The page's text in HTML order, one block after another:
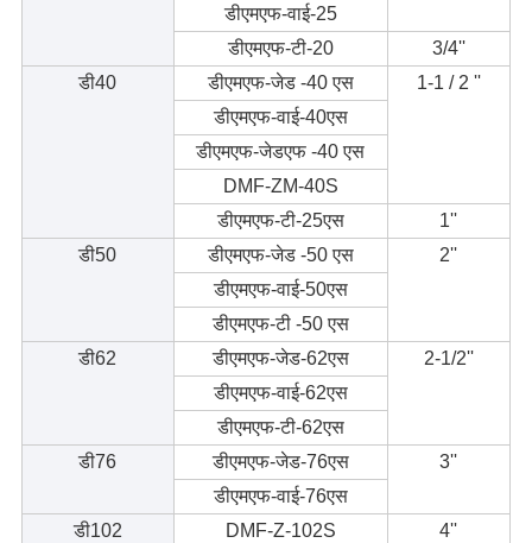
डीएमएफ-वाई-25
डीएमएफ-टी-20
3/4''
डी40
डीएमएफ-जेड -40 एस
1-1 / 2 ''
डीएमएफ-वाई-40एस
डीएमएफ-जेडएफ -40 एस
DMF-ZM-40S
डीएमएफ-टी-25एस
1''
डी50
डीएमएफ-जेड -50 एस
2''
डीएमएफ-वाई-50एस
डीएमएफ-टी -50 एस
डी62
डीएमएफ-जेड-62एस
2-1/2''
डीएमएफ-वाई-62एस
डीएमएफ-टी-62एस
डी76
डीएमएफ-जेड-76एस
3''
डीएमएफ-वाई-76एस
डी102
DMF-Z-102S
4''